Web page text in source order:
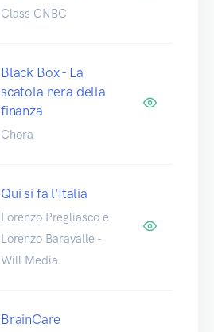
Class CNBC
Black Box - La
scatola nera della
finanza
Chora
Qui si fa l'Italia
Lorenzo Pregliasco e
Lorenzo Baravalle -
Will Media
BrainCare